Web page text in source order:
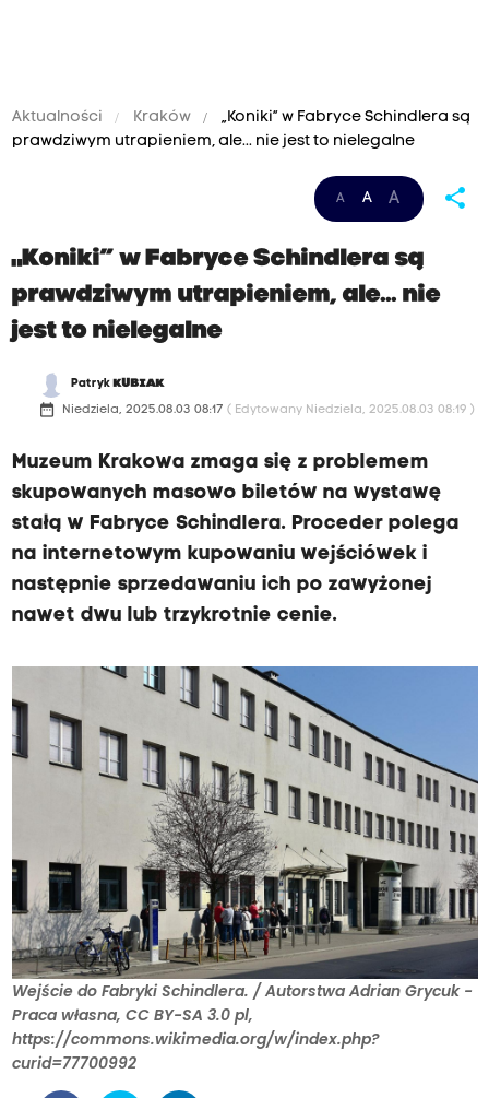
Aktualności Kraków
„Koniki” w Fabryce Schindlera są
prawdziwym utrapieniem, ale... nie jest to nielegalne
A A A share
„Koniki” w Fabryce Schindlera są
prawdziwym utrapieniem, ale... nie
jest to nielegalne
Patryk KUBIAK
date_range Niedziela, 2025.08.03 08:17 ( Edytowany Niedziela, 2025.08.03 08:19 )
Muzeum Krakowa zmaga się z problemem
skupowanych masowo biletów na wystawę
stałą w Fabryce Schindlera. Proceder polega
na internetowym kupowaniu wejściówek i
następnie sprzedawaniu ich po zawyżonej
nawet dwu lub trzykrotnie cenie.
Wejście do Fabryki Schindlera. / Autorstwa Adrian Grycuk -
Praca własna, CC BY-SA 3.0 pl,
https://commons.wikimedia.org/w/index.php?
curid=77700992